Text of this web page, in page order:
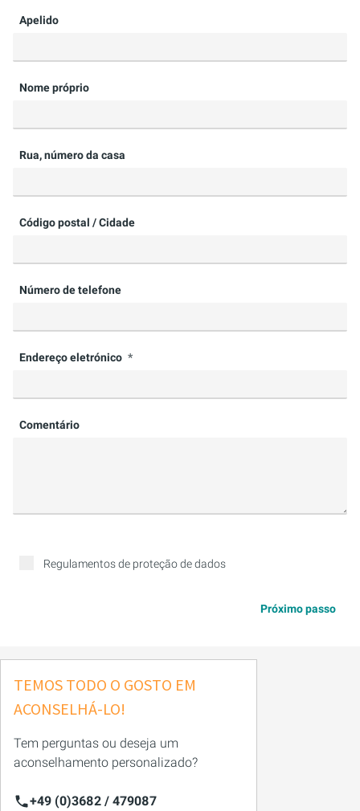
Apelido
Nome próprio
Rua, número da casa
Código postal / Cidade
Número de telefone
Endereço eletrónico
Comentário
Regulamentos de proteção de dados
Próximo passo
TEMOS TODO O GOSTO EM
ACONSELHÁ-LO!
Tem perguntas ou deseja um
aconselhamento personalizado?
+49 (0)3682 / 479087